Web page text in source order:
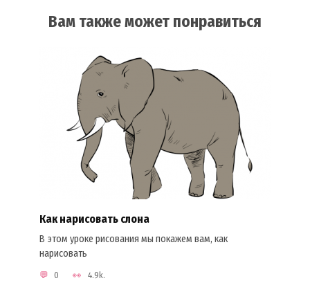
Вам также может понравиться
Как нарисовать слона
В этом уроке рисования мы покажем вам, как
нарисовать
0 4.9k.